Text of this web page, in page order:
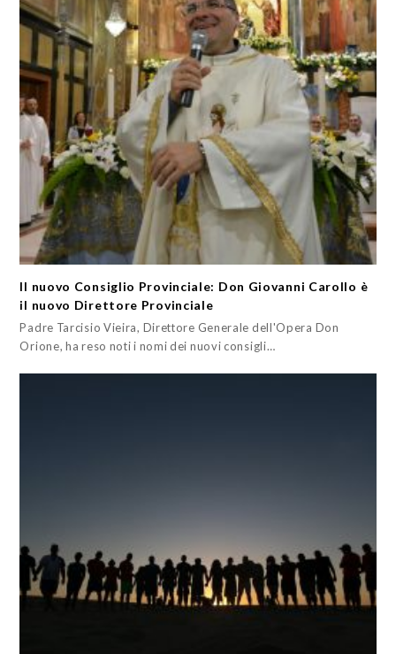
Il nuovo Consiglio Provinciale: Don Giovanni Carollo è
il nuovo Direttore Provinciale
Padre Tarcisio Vieira, Direttore Generale dell'Opera Don
Orione, ha reso noti i nomi dei nuovi consigli…